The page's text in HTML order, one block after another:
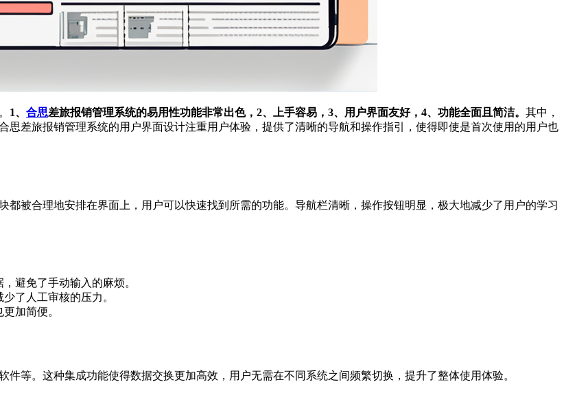
1、 合思差旅报销管理系统的易用性功能非常出色，2、上手容易，3、用户界面友好，4、功能全面且简洁。 其中，
差旅报销管理系统的用户界面设计注重用户体验，提供了清晰的导航和操作指引，使得即使是首次使用的用户也
被合理地安排在界面上，用户可以快速找到所需的功能。导航栏清晰，操作按钮明显，极大地减少了用户的学习
避免了手动输入的麻烦。
了人工审核的压力。
加简便。
等。这种集成功能使得数据交换更加高效，用户无需在不同系统之间频繁切换，提升了整体使用体验。